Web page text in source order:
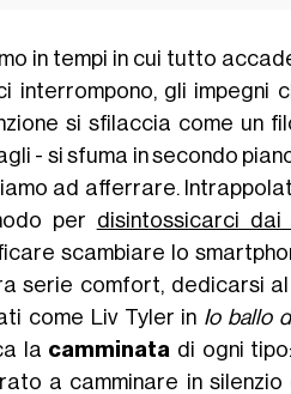
in tempi in cui tutto
interrompono, gli impegni
si sfilaccia come un
- si sfuma in secondo
ad afferrare.
per disintossicarci dai
scambiare lo
serie comfort, dedicarsi al
come Liv Tyler in Io ballo
la camminata di ogni tipo:
a camminare in